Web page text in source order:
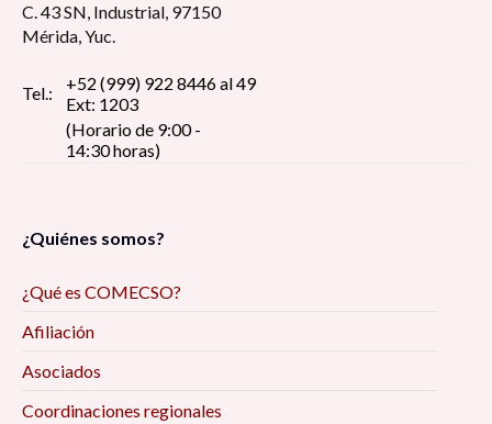
C. 43 SN, Industrial, 97150
Mérida, Yuc.
Tel.:
+52 (999) 922 8446 al 49
Ext: 1203
(Horario de 9:00 -
14:30 horas)
¿Quiénes somos?
¿Qué es COMECSO?
Afiliación
Asociados
Coordinaciones regionales